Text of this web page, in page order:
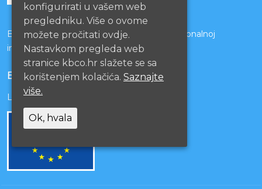
Bolnice s kojima je potpisan ugovor o funkcionalnoj
integraciji
EU PROJEKTI
Lista projekata
konfigurirati u vašem web
pregledniku. Više o ovome
možete pročitati ovdje.
Nastavkom pregleda web
stranice kbco.hr slažete se sa
korištenjem kolačića. Saznajte
više.
Ok, hvala